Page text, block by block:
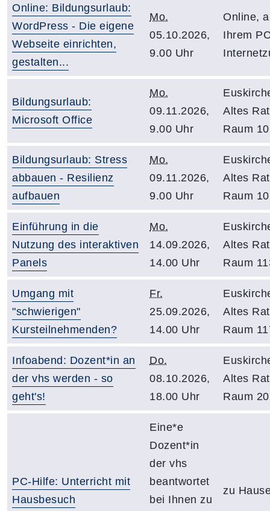
Online: Bildungsurlaub:
WordPress - Die eigene
Webseite einrichten,
gestalten...
Mo.
05.10.2026,
9.00 Uhr
Online,
Ihrem
Bildungsurlaub:
Microsoft Office
Mo.
09.11.2026,
9.00 Uhr
Altes
Raum
Bildungsurlaub: Stress
abbauen - Resilienz
aufbauen
Mo.
09.11.2026,
9.00 Uhr
Altes
Raum
Einführung in die
Nutzung des interaktiven
Panels
Mo.
14.09.2026,
14.00 Uhr
Altes
Raum
Umgang mit
"schwierigen"
Kursteilnehmenden?
Fr.
25.09.2026,
14.00 Uhr
Altes
Raum
Infoabend: Dozent*in an
der vhs werden - so
geht's!
Do.
08.10.2026,
18.00 Uhr
Altes
Raum
PC-Hilfe: Unterricht mit
Hausbesuch
Eine*e
Dozent*in
der vhs
beantwortet
bei Ihnen zu
zu